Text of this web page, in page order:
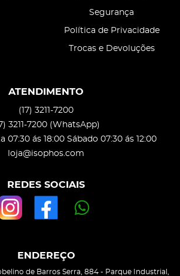
Segurança
Política de Privacidade
Trocas e Devoluções
ATENDIMENTO
(17) 3211-7200
3211-7200 (WhatsApp)
07:30 ás 18:00 Sábado 07:30 ás 12:00
loja@isophos.com
REDES SOCIAIS
ENDEREÇO
de Barros Serra, 884- Parque Industrial,